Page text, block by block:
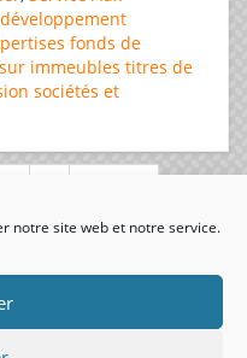
notre site web et notre service.
développement
fonds de
sur immeubles titres de
sociétés et